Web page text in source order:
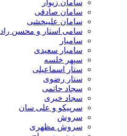
سامان زیوار
سامان صادقی
سامان علیبخشی
سامی استار و محسن راد
سامیار
سامیار سعیدی
سپهر خلسه
ستار اسماعیلی
ستار رضوی
سجاد حاتمی
سجاد خیری
سرپیکو و علی سان
سروش
سروش مظهری